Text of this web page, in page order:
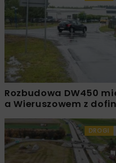
Rozbudowa DW450
a Wieruszowem z
DROGI